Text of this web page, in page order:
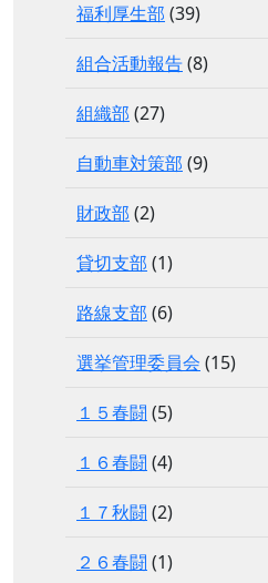
福利厚生部 (39)
組合活動報告(8)
組織部 (27)
自動車対策部 (9)
財政部 (2)
貸切支部 (1)
路線支部 (6)
選挙管理委員会 (15)
１５春闘 (5)
１６春闘 (4)
１７秋闘 (2)
２６春闘 (1)